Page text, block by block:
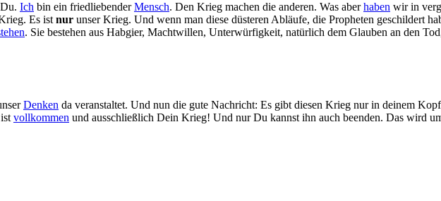
Ich bin ein friedliebenderMensch. Den Krieg machen die anderen. Was aberhaben wir in
Es ist nur unser Krieg. Und wenn man diese düsteren Abläufe, die Propheten geschildert
. Sie bestehen aus Habgier, Machtwillen, Unterwürfigkeit, natürlich dem Glauben an den
Denken da veranstaltet. Und nun die gute Nachricht: Es gibt diesen Krieg nur in deinem
vollkommen und ausschließlich Dein Krieg! Und nur Du kannst ihn auch beenden. Das wird